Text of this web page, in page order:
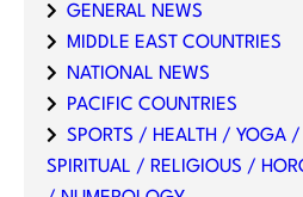
GENERAL NEWS
MIDDLE EAST COUNTRIES
NATIONAL NEWS
PACIFIC COUNTRIES
SPORTS / HEALTH / YOGA
SPIRITUAL / RELIGIOUS /